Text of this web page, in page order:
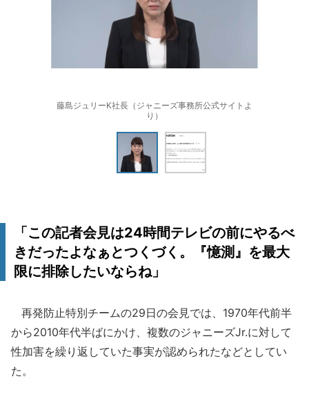
藤島ジュリーK社長（ジャニーズ事務所公式サイトよ
り）
「この記者会見は24時間テレビの前にやるべ
きだったよなぁとつくづく。『憶測』を最大
限に排除したいならね」
再発防止特別チームの29日の会見では、1970年代前半
から2010年代半ばにかけ、複数のジャニーズJr.に対して
性加害を繰り返していた事実が認められたなどとしてい
た。